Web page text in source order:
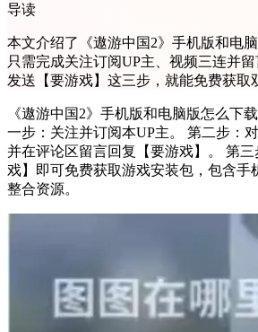
导读
本文介绍了《遨游中国2》手机版和电
只需完成关注订阅UP主、视频三连并
发送【要游戏】这三步，就能免费获取
《遨游中国2》手机版和电脑版怎么下
一步：关注并订阅本UP主。 第二步：
并在评论区留言回复【要游戏】。 第
戏】即可免费获取游戏安装包，包含手
整合资源。